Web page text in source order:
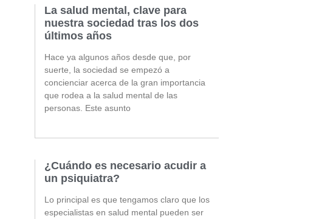
La salud mental, clave para
nuestra sociedad tras los dos
últimos años
Hace ya algunos años desde que, por
suerte, la sociedad se empezó a
concienciar acerca de la gran importancia
que rodea a la salud mental de las
personas. Este asunto
¿Cuándo es necesario acudir a
un psiquiatra?
Lo principal es que tengamos claro que los
especialistas en salud mental pueden ser